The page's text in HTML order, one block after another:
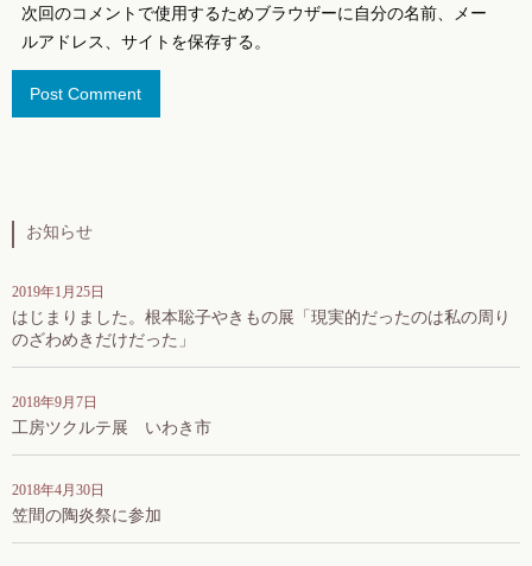
次回のコメントで使用するためブラウザーに自分の名前、メー
ルアドレス、サイトを保存する。
お知らせ
2019年1月25日
はじまりました。根本聡子やきもの展「現実的だったのは私の周り
のざわめきだけだった」
2018年9月7日
工房ツクルテ展 いわき市
2018年4月30日
笠間の陶炎祭に参加